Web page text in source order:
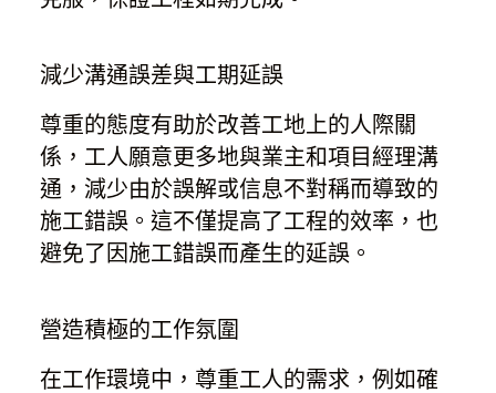
減少溝通誤差與工期延誤
尊重的態度有助於改善工地上的人際關
係，工人願意更多地與業主和項目經理溝
通，減少由於誤解或信息不對稱而導致的
施工錯誤。這不僅提高了工程的效率，也
避免了因施工錯誤而產生的延誤。
營造積極的工作氛圍
在工作環境中，尊重工人的需求，例如確